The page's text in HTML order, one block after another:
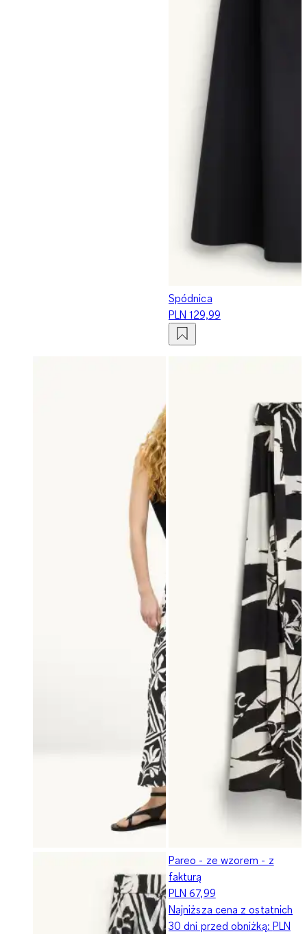
Spódnica
PLN 129,99
Pareo - ze wzorem - z
fakturą
PLN 67,99
Najniższa cena z ostatnich
30 dni przed obniżką: PLN